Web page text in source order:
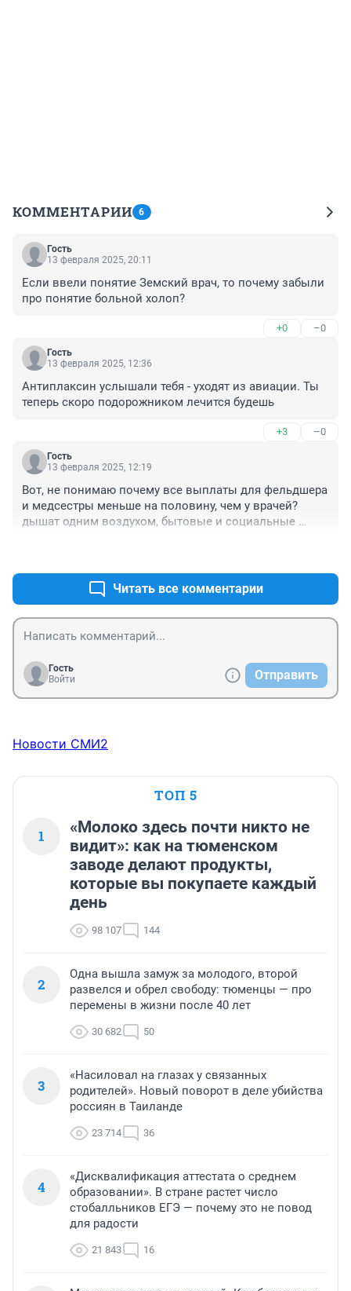
КОММЕНТАРИИ 6
Гость
13 февраля 2025, 20:11
Если ввели понятие Земский врач, то почему забыли
про понятие больной холоп?
+0 –0
Гость
13 февраля 2025, 12:36
Антиплаксин услышали тебя - уходят из авиации. Ты
теперь скоро подорожником лечится будешь
+3 –0
Гость
13 февраля 2025, 12:19
Вот, не понимаю почему все выплаты для фельдшера
и медсестры меньше на половину, чем у врачей?
дышат одним воздухом, бытовые и социальные
Читать все комментарии
Гость
Войти
Отправить
Новости СМИ2
ТОП 5
1
«Молоко здесь почти никто не
видит»: как на тюменском
заводе делают продукты,
которые вы покупаете каждый
день
98 107 144
2
Одна вышла замуж за молодого, второй
развелся и обрел свободу: тюменцы — про
перемены в жизни после 40 лет
30 682 50
3
«Насиловал на глазах у связанных
родителей». Новый поворот в деле убийства
россиян в Таиланде
23 714 36
4
«Дисквалификация аттестата о среднем
образовании». В стране растет число
стобалльников ЕГЭ — почему это не повод
для радости
21 843 16